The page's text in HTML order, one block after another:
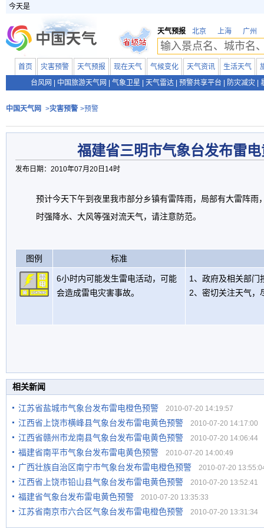
今天是
天气预报 北京 上海 广州
首页 灾害预警 天气预报 现在天气 气候变化 天气资讯 生活天气
台风网
中国旅游天气网 气象卫星 天气雷达 预警共享平台 防灾减灾
中国天气网 >灾害预警 >预警
福建省三明市气象台发布雷
发布日期：2010年07月20日14时
预计今天下午到夜里我市部分乡镇有雷阵雨，局部有大雷阵雨
时强降水、大风等强对流天气，请注意防范。
图例 标准
6小时内可能发生雷电活动，可能
会造成雷电灾害事故。
1、政府及相关部门
2、密切关注天气，
相关新闻
江苏省盐城市气象台发布雷电橙色预警 2010-07-20 14:19:57
江西省上饶市横峰县气象台发布雷电黄色预警 2010-07-20 14:17:00
江西省赣州市龙南县气象台发布雷电黄色预警 2010-07-20 14:06:44
福建省南平市气象台发布雷电黄色预警 2010-07-20 14:00:49
广西壮族自治区南宁市气象台发布雷电橙色预警 2010-07-20
江西省上饶市铅山县气象台发布雷电黄色预警 2010-07-20 13:52:41
福建省气象台发布雷电黄色预警 2010-07-20 13:35:33
江苏省南京市六合区气象台发布雷电橙色预警 2010-07-20 13:31:34